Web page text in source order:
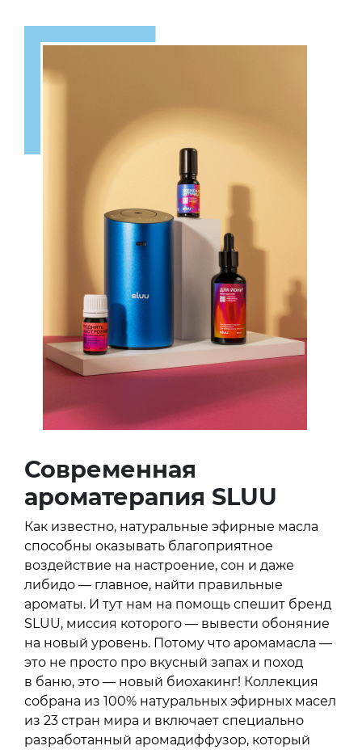
Современная
ароматерапия SLUU
Как известно, натуральные эфирные масла
способны оказывать благоприятное
воздействие на настроение, сон и даже
либидо — главное, найти правильные
ароматы. И тут нам на помощь спешит бренд
SLUU, миссия которого — вывести обоняние
на новый уровень. Потому что аромамасла —
это не просто про вкусный запах и поход
в баню, это — новый биохакинг! Коллекция
собрана из 100% натуральных эфирных масел
из 23 стран мира и включает специально
разработанный аромадиффузор, который